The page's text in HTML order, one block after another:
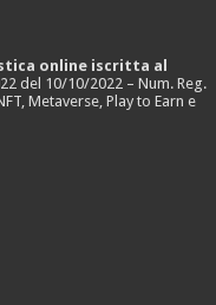
online iscritta al
del 10/10/2022 – Num. Reg.
Metaverse, Play to Earn e